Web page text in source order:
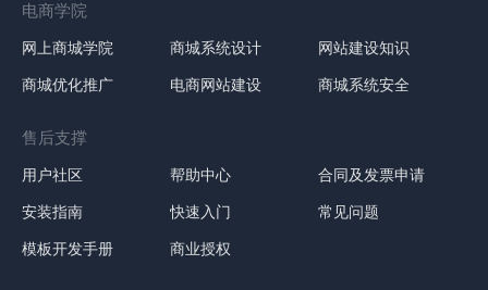
电商学院
网上商城学院 商城系统设计 网站建设知识
商城优化推广 电商网站建设 商城系统安全
售后支撑
用户社区 帮助中心 合同及发票申请
安装指南 快速入门 常见问题
模板开发手册 商业授权